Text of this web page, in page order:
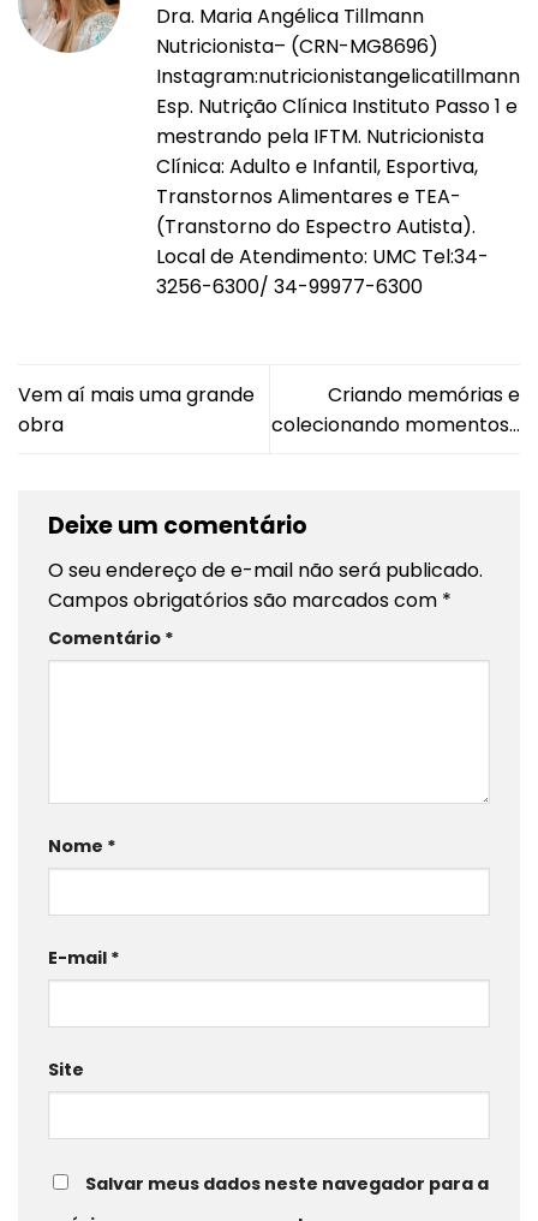
Dra. Maria Angélica Tillmann
Nutricionista– (CRN-MG8696)
Instagram:nutricionistangelicatillmann
Esp. Nutrição Clínica Instituto Passo 1 e
mestrando pela IFTM. Nutricionista
Clínica: Adulto e Infantil, Esportiva,
Transtornos Alimentares e TEA-
(Transtorno do Espectro Autista).
Local de Atendimento: UMC Tel:34-
3256-6300/ 34-99977-6300
Vem aí mais uma grande
obra
Criando memórias e
colecionando momentos…
Deixe um comentário
O seu endereço de e-mail não será publicado.
Campos obrigatórios são marcados com *
Comentário *
Nome *
E-mail *
Site
Salvar meus dados neste navegador para a